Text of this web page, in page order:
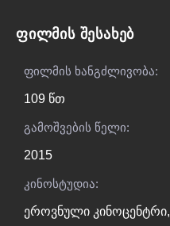
ფილმის შესახებ
ფილმის ხანგძლივობა:
109 წთ
გამოშვების წელი:
2015
კინოსტუდია:
ეროვნული კინოცენტრი,